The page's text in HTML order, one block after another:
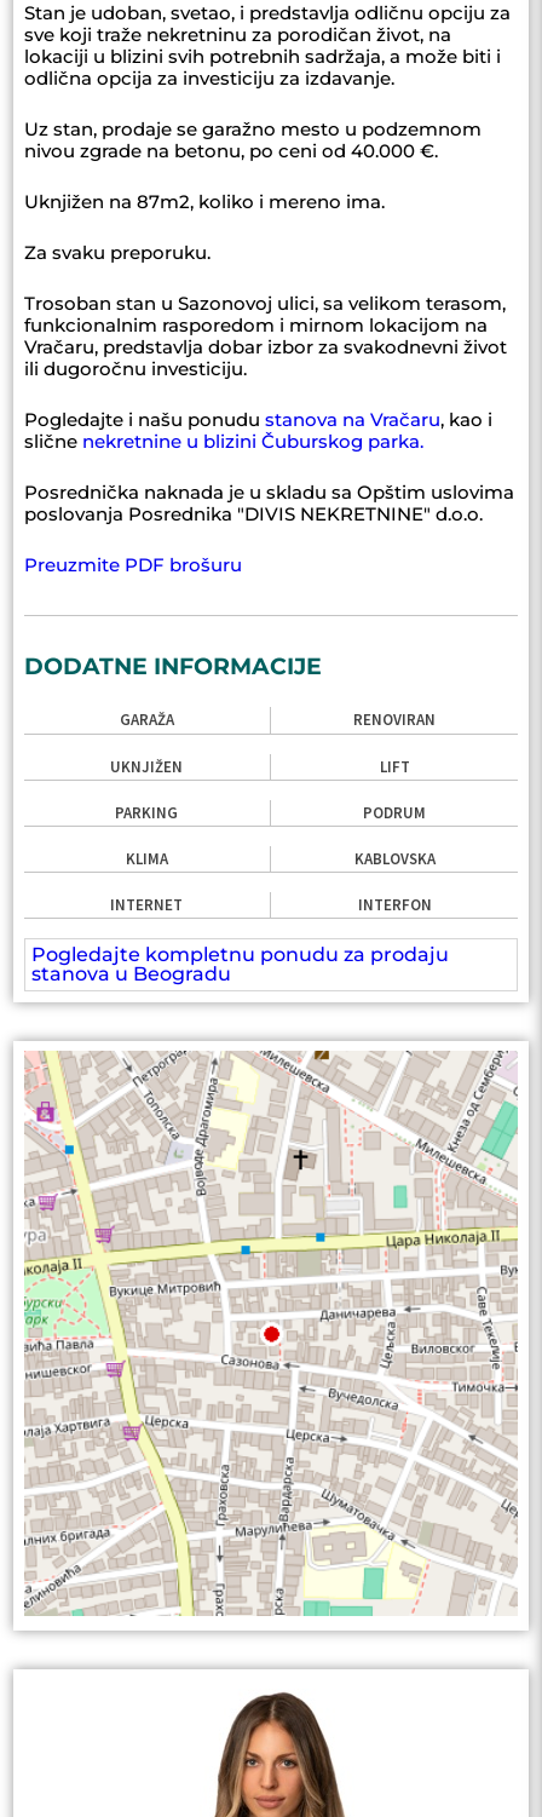
Stan je udoban, svetao, i predstavlja odličnu opciju za
sve koji traže nekretninu za porodičan život, na
lokaciji u blizini svih potrebnih sadržaja, a može biti i
odlična opcija za investiciju za izdavanje.
Uz stan, prodaje se garažno mesto u podzemnom
nivou zgrade na betonu, po ceni od 40.000 €.
Uknjižen na 87m2, koliko i mereno ima.
Za svaku preporuku.
Trosoban stan u Sazonovoj ulici, sa velikom terasom,
funkcionalnim rasporedom i mirnom lokacijom na
Vračaru, predstavlja dobar izbor za svakodnevni život
ili dugoročnu investiciju.
Pogledajte i našu ponudu stanova na Vračaru, kao i
slične nekretnine u blizini Čuburskog parka.
Posrednička naknada je u skladu sa Opštim uslovima
poslovanja Posrednika "DIVIS NEKRETNINE" d.o.o.
Preuzmite PDF brošuru
DODATNE INFORMACIJE
GARAŽA RENOVIRAN
UKNJIŽEN LIFT
PARKING PODRUM
KLIMA KABLOVSKA
INTERNET INTERFON
Pogledajte kompletnu ponudu za prodaju
stanova u Beogradu